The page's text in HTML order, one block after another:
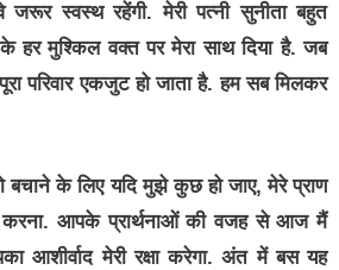
जरूर स्वस्थ रहेंगी. मेरी पत्नी सुनीता बहुत
हर मुश्किल वक्त पर मेरा साथ दिया है. जब
परिवार एकजुट हो जाता है. हम सब मिलकर
के लिए यदि मुझे कुछ हो जाए, मेरे प्राण
आपके प्रार्थनाओं की वजह से आज मैं
आशीर्वाद मेरी रक्षा करेगा. अंत में बस यह